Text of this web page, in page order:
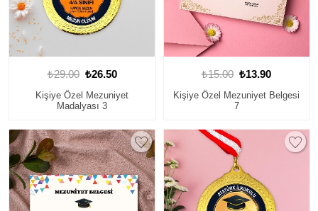
₺29.00 ₺26.50
Kişiye Özel Mezuniyet
Madalyası 3
₺15.00 ₺13.90
Kişiye Özel Mezuniyet Belgesi
7